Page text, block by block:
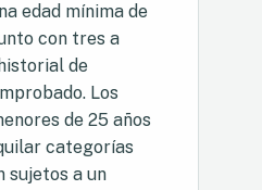
edad mínima de
con tres a
de
Los
de 25 años
categorías
sujetos a un